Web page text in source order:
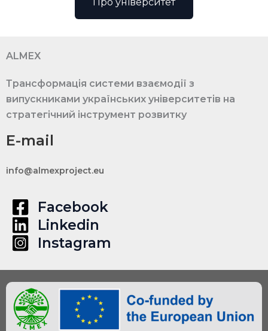
Про університет
ALMEX
Трансформація системи взаємодії з
випускниками українських університетів на
стратегічний інструмент розвитку
E-mail
info@almexproject.eu
Facebook
Linkedin
Instagram